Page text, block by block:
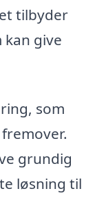
tilbyder
kan give
som
grundig
løsning til